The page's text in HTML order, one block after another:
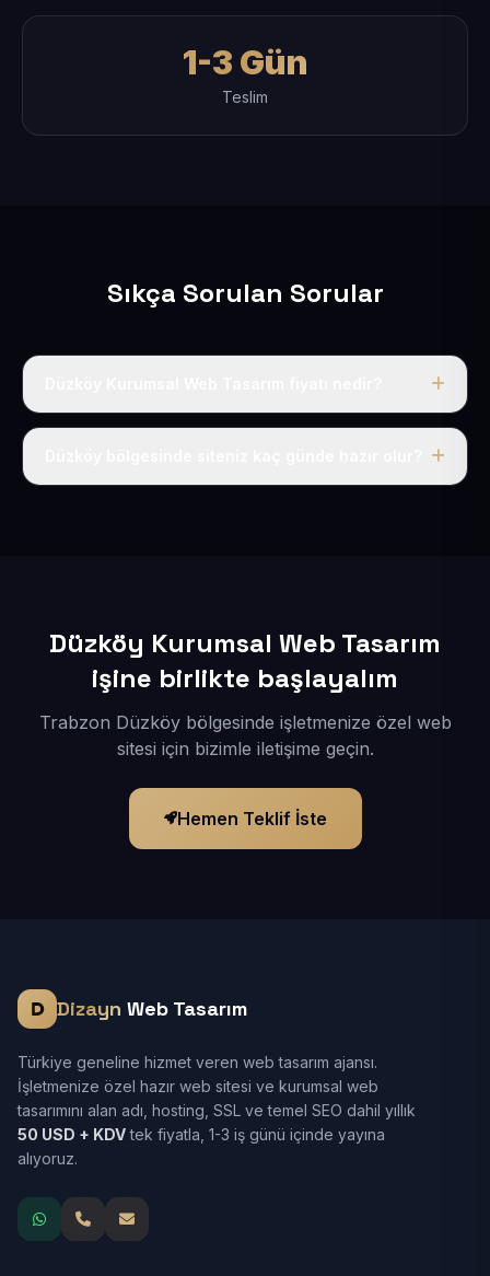
1-3 Gün
Teslim
Sıkça Sorulan Sorular
Tek fiyat uygulanır: yıllık 50 USD + KDV. Bu bedele alan
Düzköy Kurumsal Web Tasarım
işine birlikte başlayalım
Trabzon Düzköy bölgesinde işletmenize özel web
sitesi için bizimle iletişime geçin.
Hemen Teklif İste
Dizayn Web Tasarım
Türkiye geneline hizmet veren web tasarım ajansı.
İşletmenize özel hazır web sitesi ve kurumsal web
tasarımını alan adı, hosting, SSL ve temel SEO dahil yıllık
50 USD + KDVtek fiyatla, 1-3 iş günü içinde yayına
alıyoruz.